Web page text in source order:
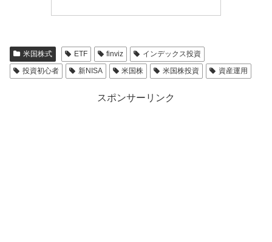
米国株式 ETF finviz
インデックス投資
投資初心者
新NISA 米国株 米国株投資 資産運用
スポンサーリンク